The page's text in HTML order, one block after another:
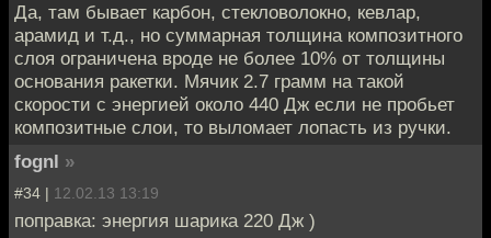
Да, там бывает карбон, стекловолокно, кевлар,
арамид и т.д., но суммарная толщина композитного
слоя ограничена вроде не более 10% от толщины
основания ракетки. Мячик 2.7 грамм на такой
скорости с энергией около 440 Дж если не пробьет
композитные слои, то выломает лопасть из ручки.
fognl »
#34 | 12.02.13 13:19
поправка: энергия шарика 220 Дж )